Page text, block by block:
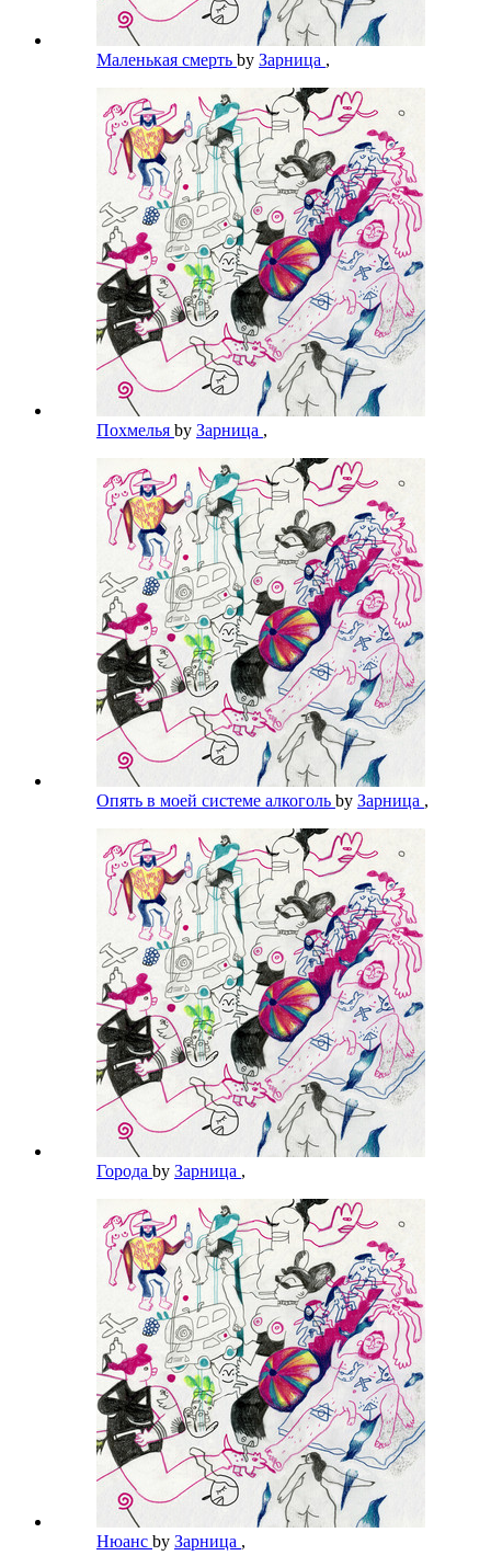
Маленькая смерть by Зарница ,
Похмелья by Зарница ,
Опять в моей системе алкоголь by Зарница ,
Города by Зарница ,
Нюанс by Зарница ,